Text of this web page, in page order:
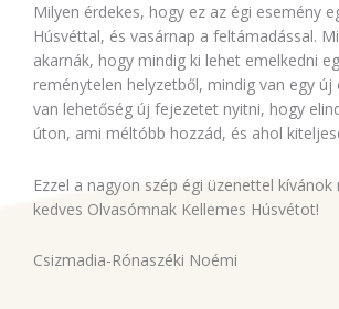
Milyen érdekes, hogy ez az égi esemény
Húsvéttal, és vasárnap a feltámadással.
akarnák, hogy mindig ki lehet emelkedni
reménytelen helyzetből, mindig van egy új
van lehetőség új fejezetet nyitni, hogy
úton, ami méltóbb hozzád, és ahol
Ezzel a nagyon szép égi üzenettel kívánok
kedves Olvasómnak Kellemes Húsvétot!
Csizmadia-Rónaszéki Noémi